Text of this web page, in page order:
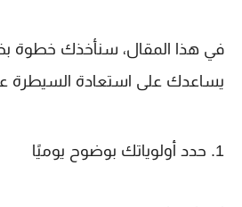
في هذا المقال، سنأخذك خطوة
يساعدك على استعادة السيطرة
1. حدد أولوياتك بوضوح يوميًا